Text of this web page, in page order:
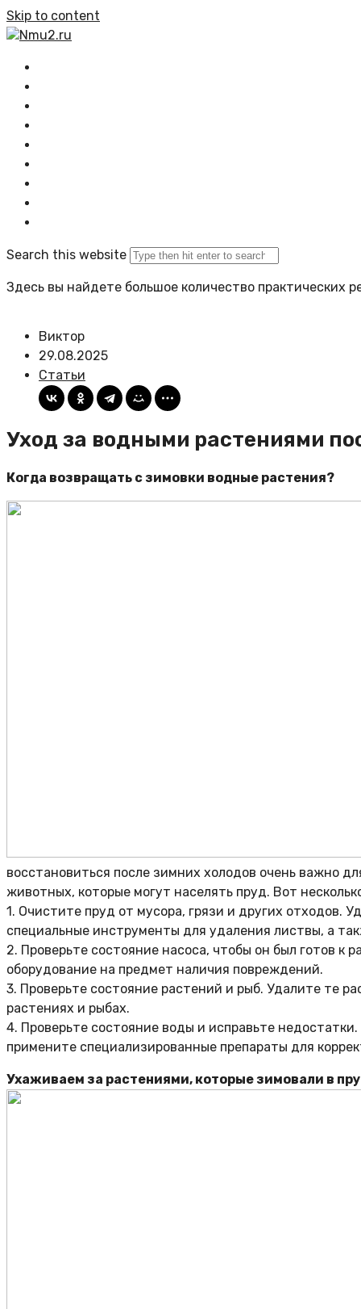
Skip to content
Nmu2.ru
Search this website
Здесь вы найдете большое количество практических
Виктор
29.08.2025
Статьи
Уход за водными растениями
Когда возвращать с зимовки водные растения?
восстановиться после зимних холодов очень важно
животных, которые могут населять пруд. Вот
1. Очистите пруд от мусора, грязи и других отходов.
специальные инструменты для удаления листвы, а
2. Проверьте состояние насоса, чтобы он был готов
оборудование на предмет наличия повреждений.
3. Проверьте состояние растений и рыб. Удалите те
растениях и рыбах.
4. Проверьте состояние воды и исправьте
примените специализированные препараты для
Ухаживаем за растениями, которые зимовали в